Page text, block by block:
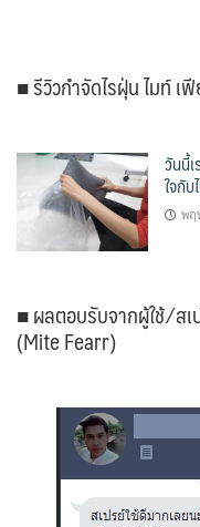
■ รีวิวกำจัดไรฝุ่น ไมท์
วันนี้
ใจกั
พฤ
■ ผลตอบรับจากผู้ใช้ ⁄ ส
(Mite Fearr)